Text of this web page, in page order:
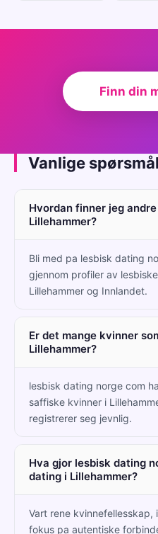
Finn din
Vanlige spørsmål
Hvordan finner jeg
Lillehammer?
Bli med pa lesbisk dating
gjennom profiler av
Lillehammer og Innlandet.
Er det mange kvinner
Lillehammer?
lesbisk dating norge com
saffiske kvinner i
registrerer seg jevnlig.
Hva gjor lesbisk dating
dating i Lillehammer?
Vart rene
fokus pa autentiske